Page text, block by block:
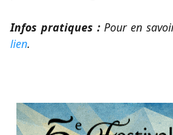
Infos pratiques :Pour en
lien.